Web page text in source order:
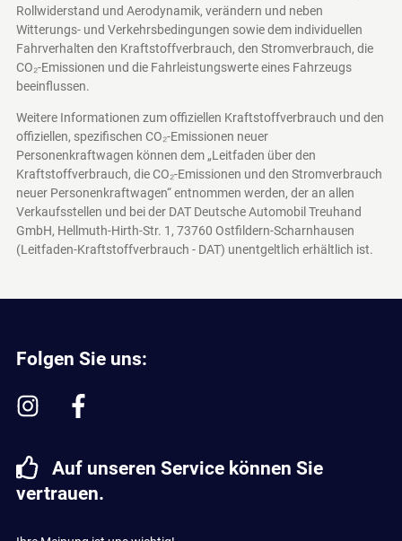
Rollwiderstand und Aerodynamik, verändern und neben
Witterungs- und Verkehrsbedingungen sowie dem individuellen
Fahrverhalten den Kraftstoffverbrauch, den Stromverbrauch, die
CO₂-Emissionen und die Fahrleistungswerte eines Fahrzeugs
beeinflussen.
Weitere Informationen zum offiziellen Kraftstoffverbrauch und den
offiziellen, spezifischen CO₂-Emissionen neuer
Personenkraftwagen können dem „Leitfaden über den
Kraftstoffverbrauch, die CO₂-Emissionen und den Stromverbrauch
neuer Personenkraftwagen“ entnommen werden, der an allen
Verkaufsstellen und bei der DAT Deutsche Automobil Treuhand
GmbH, Hellmuth-Hirth-Str. 1, 73760 Ostfildern-Scharnhausen
(Leitfaden-Kraftstoffverbrauch - DAT) unentgeltlich erhältlich ist.
Folgen Sie uns:
Auf unseren Service können Sie
vertrauen.